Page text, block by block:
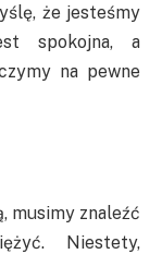
że jesteśmy
spokojna, a
na pewne
musimy znaleźć
Niestety,